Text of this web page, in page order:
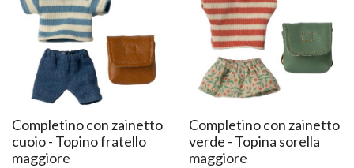
Completino con zainetto
cuoio - Topino fratello
maggiore
Completino con zainetto
verde - Topina sorella
maggiore